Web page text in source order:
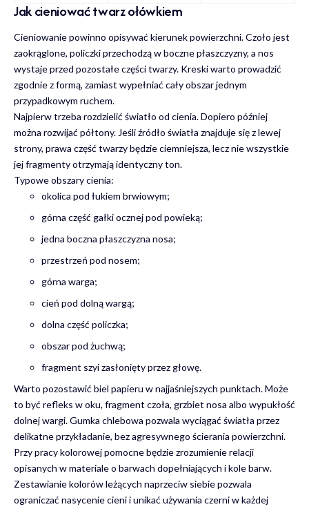
Jak cieniować twarz ołówkiem
Cieniowanie powinno opisywać kierunek powierzchni. Czoło jest
zaokrąglone, policzki przechodzą w boczne płaszczyzny, a nos
wystaje przed pozostałe części twarzy. Kreski warto prowadzić
zgodnie z formą, zamiast wypełniać cały obszar jednym
przypadkowym ruchem.
Najpierw trzeba rozdzielić światło od cienia. Dopiero później
można rozwijać półtony. Jeśli źródło światła znajduje się z lewej
strony, prawa część twarzy będzie ciemniejsza, lecz nie wszystkie
jej fragmenty otrzymają identyczny ton.
Typowe obszary cienia:
okolica pod łukiem brwiowym;
górna część gałki ocznej pod powieką;
jedna boczna płaszczyzna nosa;
przestrzeń pod nosem;
górna warga;
cień pod dolną wargą;
dolna część policzka;
obszar pod żuchwą;
fragment szyi zasłonięty przez głowę.
Warto pozostawić biel papieru w najjaśniejszych punktach. Może
to być refleks w oku, fragment czoła, grzbiet nosa albo wypukłość
dolnej wargi. Gumka chlebowa pozwala wyciągać światła przez
delikatne przykładanie, bez agresywnego ścierania powierzchni.
Przy pracy kolorowej pomocne będzie zrozumienie relacji
opisanych w materiale o barwach dopełniających i kole barw.
Zestawianie kolorów leżących naprzeciw siebie pozwala
ograniczać nasycenie cieni i unikać używania czerni w każdej